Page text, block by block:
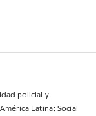
policial y
Latina: Social